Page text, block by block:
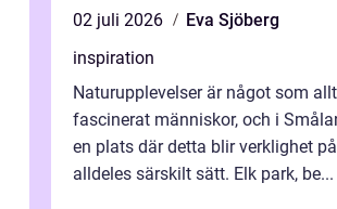
02 juli 2026
Eva Sjöberg
inspiration
Naturupplevelser är något som
fascinerat människor, och i
en plats där detta blir verklighet
alldeles särskilt sätt. Elk park, be...